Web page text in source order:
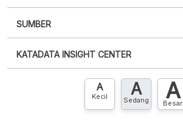
XLS
SUMBER
punya akun?Silakan Daftar sekarang
KATADATA INSIGHT CENTER
Hubungi sekarang »
A
Kecil A
Sedang A
Besar